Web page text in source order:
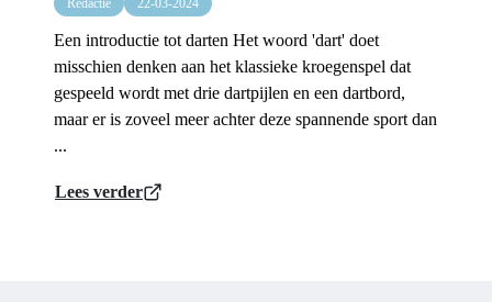
Redactie 22-03-2024
Een introductie tot darten Het woord 'dart' doet
misschien denken aan het klassieke kroegenspel dat
gespeeld wordt met drie dartpijlen en een dartbord,
maar er is zoveel meer achter deze spannende sport dan
...
Lees verder